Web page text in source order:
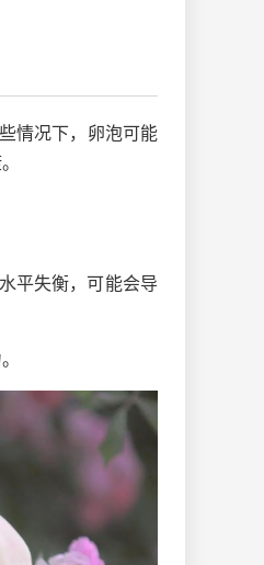
情况下，卵泡可能
平失衡，可能会导